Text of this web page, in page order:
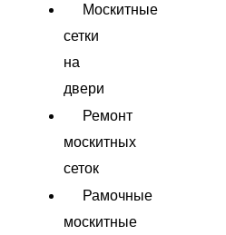
Москитные
сетки
на
двери
Ремонт
москитных
сеток
Рамочные
москитные